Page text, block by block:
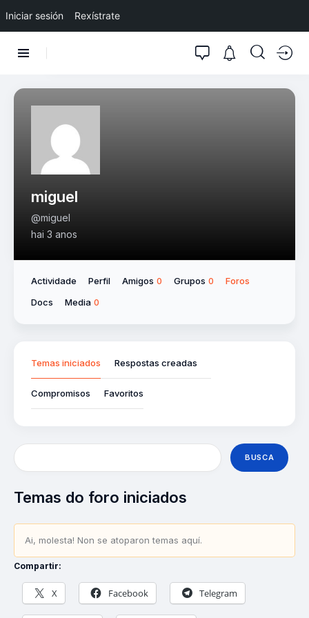
Iniciar sesión Rexístrate
miguel
@miguel
hai 3 anos
Actividade Perfil Amigos 0 Grupos 0
Foros
Docs
Media 0
Temas iniciados Respostas creadas
Compromisos Favoritos
Temas do foro iniciados
Ai, molesta! Non se atoparon temas aquí.
Compartir:
X Facebook Telegram